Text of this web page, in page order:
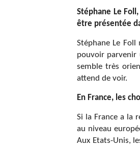
Stéphane Le
être présentée
Stéphane Le
pouvoir parvenir
semble très
attend de voir.
En France, les
Si la France a la
au niveau
Aux Etats-Unis,